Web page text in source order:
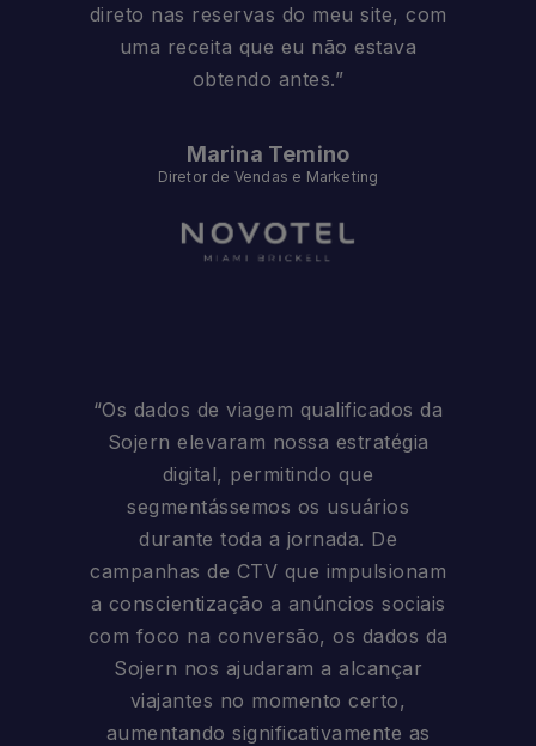
direto nas reservas do meu site, com
uma receita que eu não estava
obtendo antes.”
Marina Temino
Diretor de Vendas e Marketing
“Os dados de viagem qualificados da
Sojern elevaram nossa estratégia
digital, permitindo que
segmentássemos os usuários
durante toda a jornada. De
campanhas de CTV que impulsionam
a conscientização a anúncios sociais
com foco na conversão, os dados da
Sojern nos ajudaram a alcançar
viajantes no momento certo,
aumentando significativamente as